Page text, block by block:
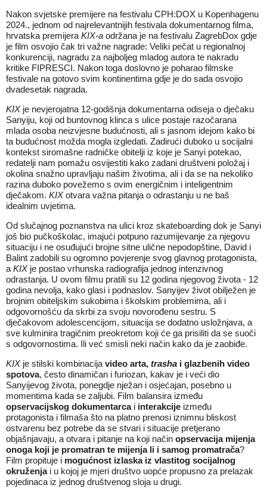
Nakon svjetske premijere na festivalu CPH:DOX u Kopenhagenu
2024., jednom od najrelevantnijih festivala dokumentarnog filma,
hrvatska premijera KIX-a održana je na festivalu ZagrebDox gdje
je film osvojio čak tri važne nagrade: Veliki pečat u regionalnoj
konkurenciji, nagradu za najboljeg mladog autora te nakradu
kritike FIPRESCI. Nakon toga doslovno je poharao filmske
festivale na gotovo svim kontinentima gdje je do sada osvojio
dvadesetak nagrada.
KIX je nevjerojatna 12-godišnja dokumentarna odiseja o dječaku
Sanyiju, koji od buntovnog klinca s ulice postaje razočarana
mlada osoba neizvjesne budućnosti, ali s jasnom idejom kako bi
ta budućnost možda mogla izgledati. Zadirući duboko u socijalni
kontekst siromašne radničke obitelji iz koje je Sanyi potekao,
redatelji nam pomažu osvijestiti kako zadani društveni položaj i
okolina snažno upravljaju našim životima, ali i da se na nekoliko
razina duboko povežemo s ovim energičnim i inteligentnim
dječakom. KIXotvara važna pitanja o odrastanju u ne baš
idealnim uvjetima.
Od slučajnog poznanstva na ulici kroz skateboarding dok je Sanyi
još bio pučkoškolac, imajući potpuno razumijevanje za njegovu
situaciju i ne osuđujući brojne sitne ulične nepodopštine, David i
Balint zadobili su ogromno povjerenje svog glavnog protagonista,
a KIXje postao vrhunska radiografija jednog intenzivnog
odrastanja. U ovom filmu pratili su 12 godina njegovog života - 12
godina nevolja, kako glasi i podnaslov. Sanyijev život obilježen je
brojnim obiteljskim sukobima i školskim problemima, ali i
odgovornošću da skrbi za svoju novorođenu sestru. S
dječakovom adolescencijom, situacija se dodatno usložnjava, a
sve kulminira tragičnim preokretom koji će ga prisiliti da se suoči
s odgovornostima. Ili već smisli neki način kako da je zaobiđe.
KIXje stilski kombinacija video arta, trasha i glazbenih video
spotova, često dinamičan i furiozan, kakav je i veći dio
Sanyijevog života, ponegdje nježan i osjećajan, posebno u
momentima kada se zaljubi. Film balansira između
opservacijskog dokumentarcai interakcije između
protagonista i filmaša što na platno prenosi iznimnu bliskost
ostvarenu bez potrebe da se stvari i situacije pretjerano
objašnjavaju, a otvara i pitanje na koji način opservacija mijenja
onoga koji je promatran te mijenja li i samog promatrača?
Film propituje i mogućnost izlaska iz vlastitog socijalnog
okruženjai u kojoj je mjeri društvo uopće propusno za prelazak
pojedinaca iz jednog društvenog sloja u drugi.